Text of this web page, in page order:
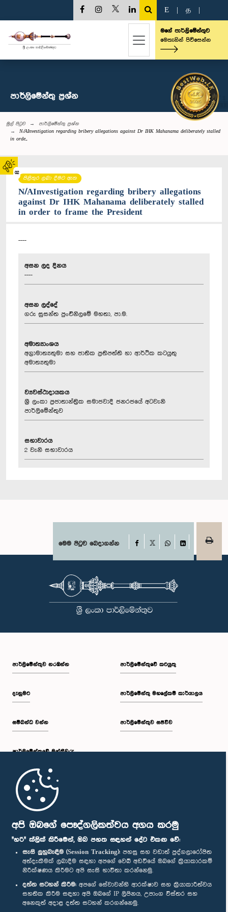
අපි ඔබගේ පෞද්ගලිකත්වය අගය කරමු
"හරි" ක්ලික් කිරීමෙන්, ඔබ පහත සඳහන් දේට එකඟ වේ:
සැසි ලුහුබැඳීම (Session Tracking): පහසු සහ වඩාත් පුද්ගලාරෝපිත
අත්දැකීමක් ලබාදීම සඳහා අපගේ වෙබ් අඩවියේ ඔබගේ ක්‍රියාකාරකම්
නිරීක්ෂණය කිරීමට අපි සැසි භාවිතා කරන්නෙමු.
දත්ත සටහන් කිරීම: අපගේ සේවාවන්හි ආරක්ෂාව සහ ක්‍රියාකාරීත්වය
සහතික කිරීම සඳහා අපි ඔබගේ IP ලිපිනය, උපාංග විස්තර සහ
අනෙකුත් අදාළ දත්ත සටහන් කරගන්නෙමු.
02
E த
මගේ පාර්ලිමේන්තුව
මෙතැනින් පිවිසෙන්න
පාර්ලි‌මේන්තු‌ ප්‍රශ්න
මුල් පිටුව
පාර්ලි‌මේන්තු‌ ප්‍රශ්න
N/AInvestigation regarding bribery allegations against Dr IHK Mahanama deliberately stalled
in orde...
පිළිතුර ලබා දීමට ඇත
N/AInvestigation regarding bribery allegations
against Dr IHK Mahanama deliberately stalled
in order to frame the President
----
අසන ලද දිනය
----
අසන ලද්දේ
ගරු සුසන්ත පුංචිනිලමේ මහතා, පා.ම.
අමාත්‍යාංශය
අග්‍රාමාත්‍යතුමා සහ ජාතික ප්‍රතිපත්ති හා ආර්ථික කටයුතු
අමාත්‍යතුමා
ව්‍යවස්ථාදායකය
ශ්‍රී ලංකා ප්‍රජාතාන්ත්‍රික සමාජවාදී ජනරජයේ අටවැනි
පාර්ලිමේන්තුව
සභාවාරය
2 වැනි සභාවාරය
මෙම පිටුව බෙදාගන්න Facebook
WhatsAppLinkedIn
පාර්ලි‌මේන්තුව නරඹන්න
දැනුමට
සම්බන්ධ වන්න
පාර්ලි‌මේන්තුවේ මන්ත්‍රීවරු
මුල් පිටුව
පාර්ලිමේන්තුවේ කටයුතු
පාර්ලිමේන්තු මහලේකම් කාර්යාලය
පාර්ලිමේන්තුව සජීවීව
පාර්ලිමේන්තු ජංගම යෙදුම
අප හා සම්බන්ධ වී සිටින්න :